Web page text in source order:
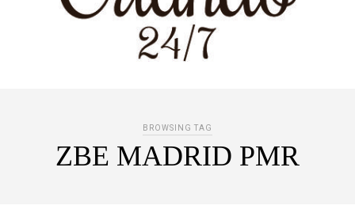
BROWSING TAG
ZBE MADRID PMR